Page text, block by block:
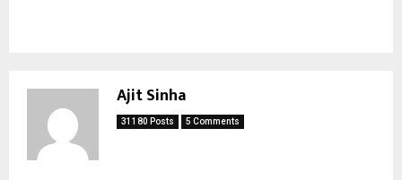
Ajit Sinha
31180 Posts 5 Comments